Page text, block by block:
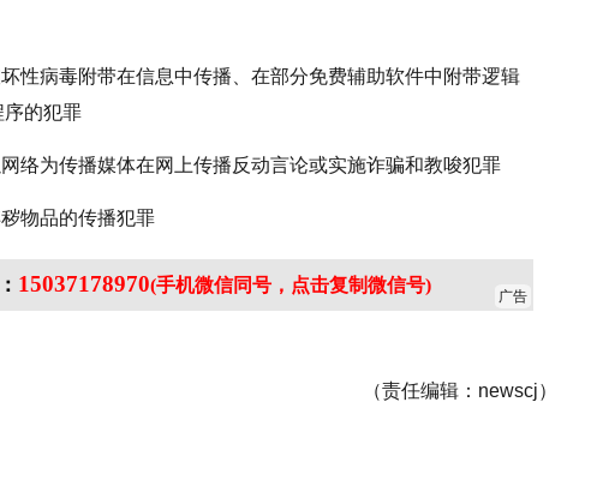
性病毒附带在信息中传播、在部分免费辅助软件中附带逻辑
序的犯罪
络为传播媒体在网上传播反动言论或实施诈骗和教唆犯罪
物品的传播犯罪
15037178970(手机微信同号，点击复制微信号)
广告
（责任编辑：newscj）